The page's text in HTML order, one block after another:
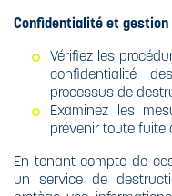
Confidentialité et gestion
Vérifiez les
confidentialité
processus de
Examinez les
prévenir toute fuite
En tenant compte de
un service de